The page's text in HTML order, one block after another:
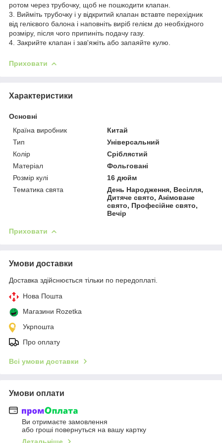
ротом через трубочку, щоб не пошкодити клапан.
3. Вийміть трубочку і у відкритий клапан вставте перехідник
від гелієвого балона і наповніть виріб гелієм до необхідного
розміру, після чого припиніть подачу газу.
4. Закрийте клапан і зав'яжіть або запаяйте кулю.
Приховати
Характеристики
Основні
Країна виробник
Китай
Тип
Універсальний
Колір
Сріблястий
Матеріал
Фольговані
Розмір кулі
16 дюйм
Тематика свята
День Народження, Весілля,
Дитяче свято, Анімоване
свято, Професійне свято,
Вечір
Приховати
Умови доставки
Доставка здійснюється тільки по передоплаті.
Нова Пошта
Магазини Rozetka
Укрпошта
Про оплату
Всі умови доставки
Умови оплати
Ви отримаєте замовлення
або гроші повернуться на вашу картку